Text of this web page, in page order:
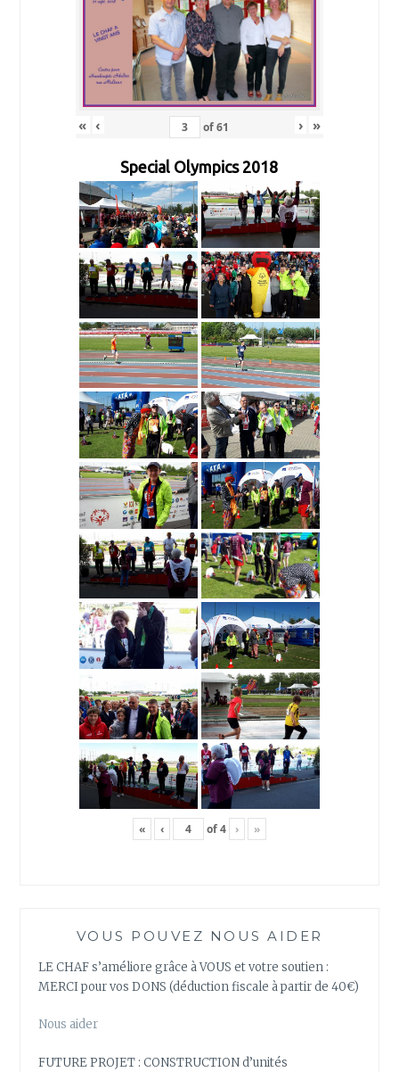
« ‹ of61 › »
Special Olympics 2018
« ‹ of4 › »
VOUS POUVEZ NOUS AIDER
LE CHAF s’améliore grâce à VOUS et votre soutien :
MERCI pour vos DONS (déduction fiscale à partir de 40€)
Nous aider
FUTURE PROJET : CONSTRUCTION d’unités